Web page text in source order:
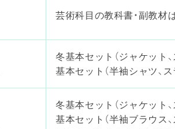
芸術科目の教科書・副教材
冬基本セット（ジャケット
基本セット（半袖シャツ、
冬基本セット（ジャケット
基本セット（半袖ブラウス